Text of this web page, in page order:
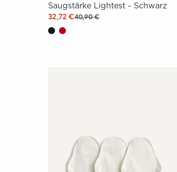
Saugstärke Lightest - Schwarz
32,72 €40,90 €